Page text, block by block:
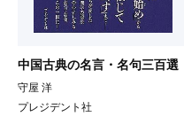
中国古典の名言・名句三百選
守屋 洋
プレジデント社